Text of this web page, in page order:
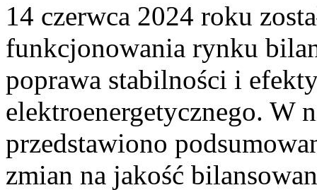
14 czerwca 2024 roku
funkcjonowania rynku
poprawa stabilności i
elektroenergetycznego. W
przedstawiono
zmian na jakość